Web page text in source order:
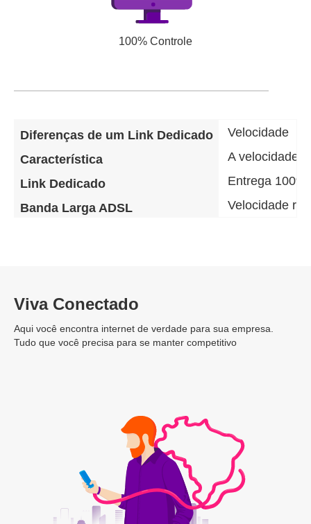
100% Controle
Diferenças de um Link Dedicado
Característica
Link Dedicado
Banda Larga ADSL
Velocidade
A velocidade
Entrega
Velocidade
Viva Conectado
Aqui você encontra internet de verdade para sua empresa.
Tudo que você precisa para se manter competitivo